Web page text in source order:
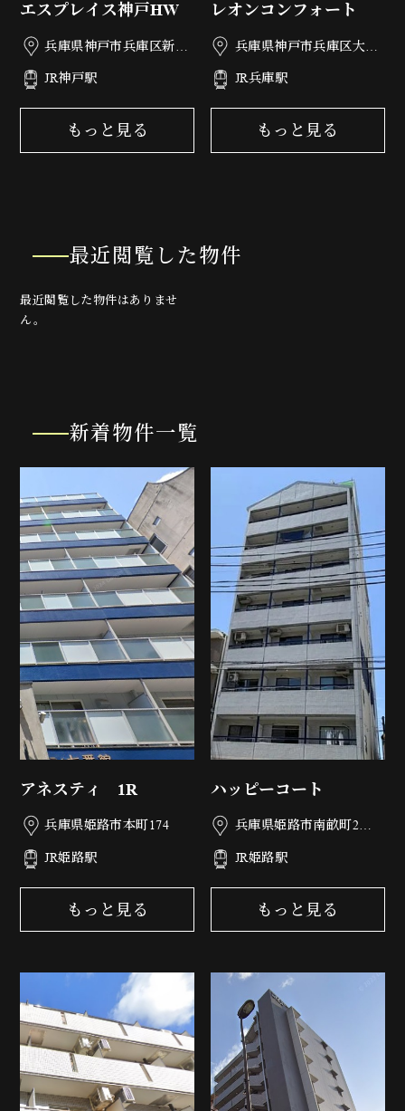
エスプレイス神戸HW
兵庫県神戸市兵庫区新開
JR神戸駅
もっと見る
レオンコンフォート
兵庫県神戸市兵庫区大開
JR兵庫駅
もっと見る
最近閲覧した物件
最近閲覧した物件はありませ
ん。
新着物件一覧
アネスティ 1R
兵庫県姫路市本町174
JR姫路駅
もっと見る
ハッピーコート
兵庫県姫路市南畝町2丁
JR姫路駅
もっと見る